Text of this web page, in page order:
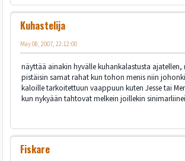
Kuhastelija
May 08, 2007, 22:12:00
näyttää ainakin hyvälle kuhankalastusta
pistäisin samat rahat kun tohon menis niin
kaloille tarkoitettuun vaappuun kuten Jesse tai
kun nykyään tahtovat melkein joillekin
Fiskare